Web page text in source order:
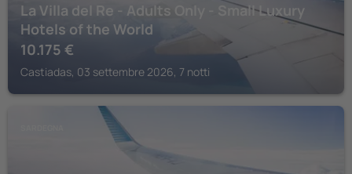
La Villa del Re - Adults Only - Small Luxury
Hotels of the World
10.175 €
Castiadas, 03 settembre 2026, 7 notti